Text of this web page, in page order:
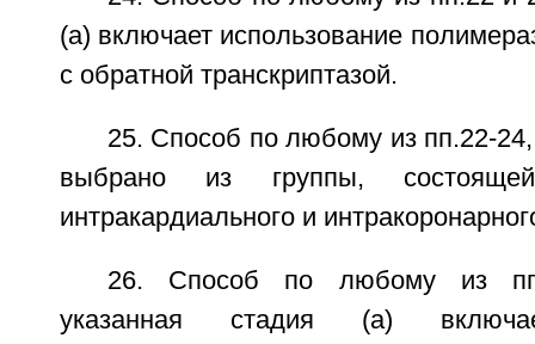
(а) включает использование
с обратной транскриптазой.
25. Способ по любому из пп.22-
выбрано из группы,
интракардиального и
26. Способ по любому из
указанная стадия (а)